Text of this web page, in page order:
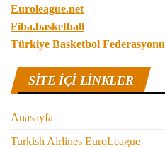
Euroleague.net
Fiba.basketball
Türkiye Basketbol Federasyonu
SITE IÇI LINKLER
Anasayfa
Turkish Airlines EuroLeague